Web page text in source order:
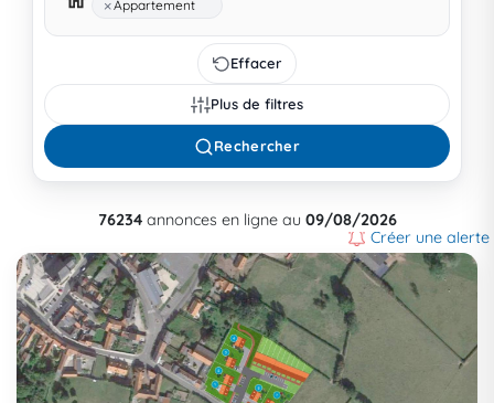
×Appartement
Effacer
Plus de filtres
Rechercher
76234annonces en ligne au 09/08/2026
Créer une alerte